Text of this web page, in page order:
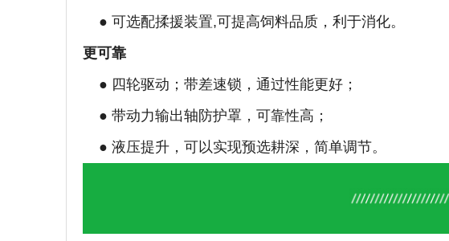
● 可选配揉援装置,可提高饲料品质，利于消化。
更可靠
● 四轮驱动；带差速锁，通过性能更好；
● 带动力输出轴防护罩，可靠性高；
● 液压提升，可以实现预选耕深，简单调节。